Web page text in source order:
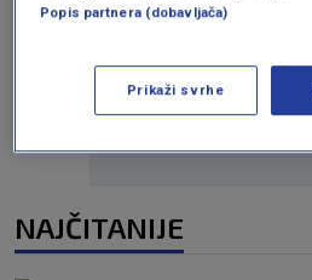
NAJČITANIJE
Popis partnera (dobavljača)
Prikaži svrhe